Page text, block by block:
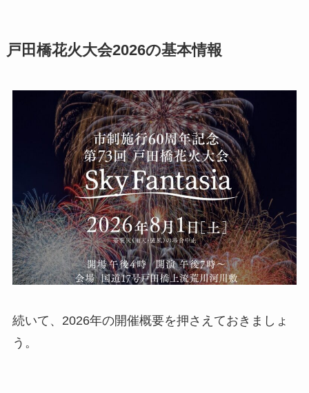
戸田橋花火大会2026の基本情報
続いて、2026年の開催概要を押さえておきましょ
う。